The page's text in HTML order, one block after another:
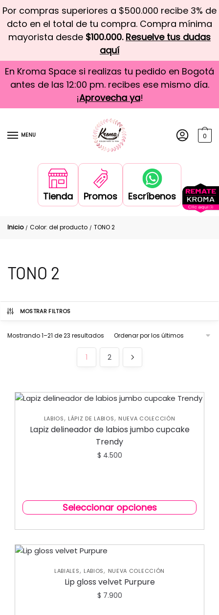
Por compras superiores a $500.000 recibe 3% de
dcto en el total de tu compra. Compra mínima
mayorista desde $100.000. Resuelve tus dudas
aquí
En Kroma Space si realizas tu pedido en Bogotá
antes de las 12:00 pm. recibes ese mismo día.
¡Aprovecha ya!
MENU 0
Tienda Promos Escríbenos
Inicio / Color: del producto / TONO 2
TONO 2
MOSTRAR FILTROS
Mostrando 1–21 de 23 resultados
1 2
LABIOS, LÁPIZ DE LABIOS, NUEVA COLECCIÓN
Lapiz delineador de labios jumbo cupcake
Trendy
$ 4.500
Seleccionar opciones
LABIALES, LABIOS, NUEVA COLECCIÓN
Lip gloss velvet Purpure
$ 7.900